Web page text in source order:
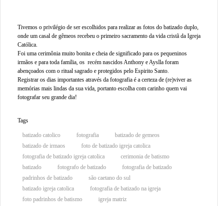
Tivemos o privilégio de ser escolhidos para realizar as fotos do batizado duplo,
onde um casal de gêmeos recebeu o primeiro sacramento da vida cristã da Igreja
Católica.
Foi uma cerimônia muito bonita e cheia de significado para os pequeninos
irmãos e para toda família, os recém nascidos Anthony e Ayslla foram
abençoados com o ritual sagrado e protegidos pelo Espirito Santo.
Registrar os dias importantes através da fotografia é a certeza de (re)viver as
memórias mais lindas da sua vida, portanto escolha com carinho quem vai
fotografar seu grande dia!
Tags
batizado catolico fotografia
batizado de gemeos
batizado de irmaos
foto de batizado igreja catolica
fotografia de batizado igreja catolica
cerimonia de batismo
batizado
fotografo de batizado
fotografia de batizado
padrinhos de batizado
são caetano do sul
batizado igreja catolica
fotografia de batizado na igreja
foto padrinhos de batismo
igreja matriz